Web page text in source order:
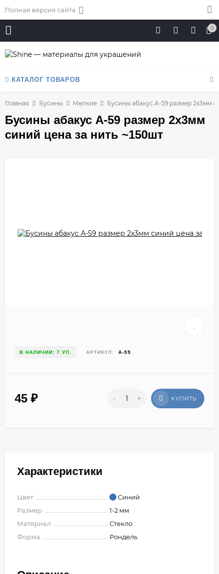
Полная версия сайта
0
КАТАЛОГ ТОВАРОВ
Главная Бусины Мелкие Бусины абакус А-59 размер 2х3мм
Бусины абакус А-59 размер 2х3мм
синий цена за нить ~150шт
В НАЛИЧИИ: 7 УП. АРТИКУЛ: А-59
45 ₽ - + КУПИТЬ
Характеристики
Цвет
Синий
Размер
1-2 мм
Материал
Стекло
Форма
Рондель